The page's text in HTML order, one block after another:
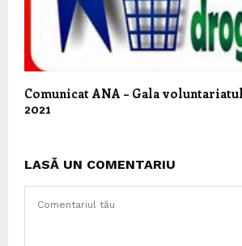
Comunicat ANA – Gala
2021
LASĂ UN COMENTARIU